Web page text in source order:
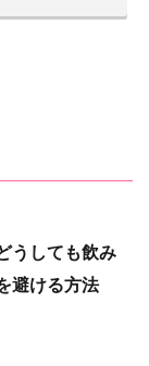
うしても飲み
避ける方法